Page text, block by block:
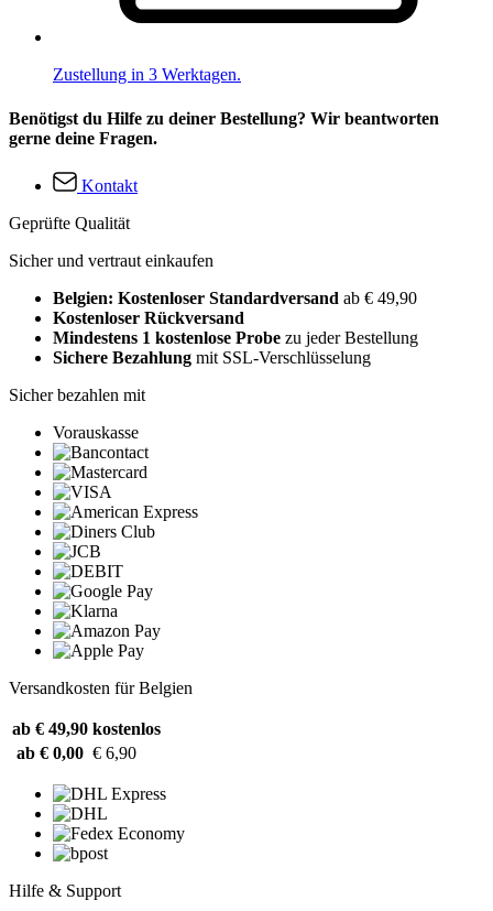
Zustellung in 3 Werktagen.
Benötigst du Hilfe zu deiner Bestellung? Wir beantworten
gerne deine Fragen.
Kontakt
Geprüfte Qualität
Sicher und vertraut einkaufen
Belgien: Kostenloser Standardversand ab € 49,90
Kostenloser Rückversand
Mindestens 1 kostenlose Probe zu jeder Bestellung
Sichere Bezahlung mit SSL-Verschlüsselung
Sicher bezahlen mit
Vorauskasse
Versandkosten für Belgien
ab € 49,90 kostenlos
ab € 0,00 € 6,90
Hilfe & Support